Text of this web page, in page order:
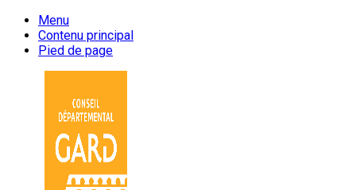
Menu
Contenu principal
Pied de page